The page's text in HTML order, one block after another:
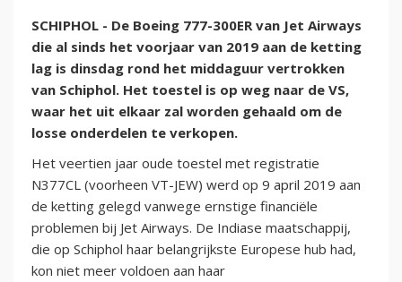
SCHIPHOL - De Boeing 777-300ER van Jet Airways
die al sinds het voorjaar van 2019 aan de ketting
lag is dinsdag rond het middaguur vertrokken
van Schiphol. Het toestel is op weg naar de VS,
waar het uit elkaar zal worden gehaald om de
losse onderdelen te verkopen.
Het veertien jaar oude toestel met registratie
N377CL (voorheen VT-JEW) werd op 9 april 2019 aan
de ketting gelegd vanwege ernstige financiële
problemen bij Jet Airways. De Indiase maatschappij,
die op Schiphol haar belangrijkste Europese hub had,
kon niet meer voldoen aan haar